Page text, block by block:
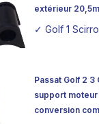
extérieur
✓ Golf 1
Passat Golf 2 3
support
conversion